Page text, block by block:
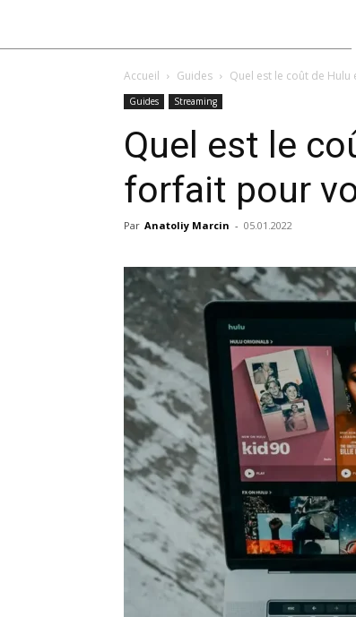
Accueil Guides Quel est le coût de
Guides Streaming
Quel est le
forfait pour
Par Anatoliy Marcin - 05.01.2022